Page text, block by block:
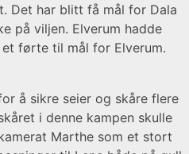
Det har blitt få mål for Dala
på viljen. Elverum hadde
førte til mål for Elverum.
å sikre seier og skåre flere
i denne kampen skulle
Marthe som et stort